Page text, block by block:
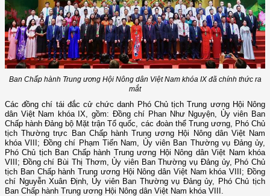
Ban Chấp hành Trung ương Hội Nông dân Việt Nam khóa IX đã chính thức ra
mắt
Các đồng chí tái đắc cử chức danh Phó Chủ tịch Trung ương Hội Nông
dân Việt Nam khóa IX, gồm: Đồng chí Phan Như Nguyện, Ủy viên Ban
Chấp hành Đảng bộ Mặt trận Tổ quốc, các đoàn thể Trung ương, Phó Chủ
tịch Thường trực Ban Chấp hành Trung ương Hội Nông dân Việt Nam
khóa VIII; Đồng chí Phạm Tiến Nam, Ủy viên Ban Thường vụ Đảng ủy,
Phó Chủ tịch Ban Chấp hành Trung ương Hội Nông dân Việt Nam khóa
VIII; Đồng chí Bùi Thị Thơm, Ủy viên Ban Thường vụ Đảng ủy, Phó Chủ
tịch Ban Chấp hành Trung ương Hội Nông dân Việt Nam khóa VIII; Đồng
chí Nguyễn Xuân Định, Ủy viên Ban Thường vụ Đảng ủy, Phó Chủ tịch
Ban Chấp hành Trung ương Hội Nông dân Việt Nam khóa VIII.